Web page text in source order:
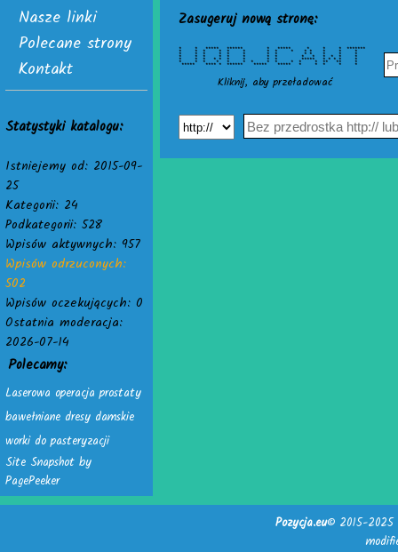
Nasze linki
Polecane strony
Kontakt
Statystyki katalogu:
Istniejemy od: 2015-09-
25
Kategorii: 24
Podkategorii: 528
Wpisów aktywnych: 957
Wpisów odrzuconych:
502
Wpisów oczekujących: 0
Ostatnia moderacja:
2026-07-14
Polecamy:
Laserowa operacja prostaty
bawełniane dresy damskie
worki do pasteryzacji
Site Snapshot by
PagePeeker
Zasugeruj nową stronę:
* * ***** ****** * ***** * * * *******
* * * * * * * * * * * * * *
* * * * * * * * * * * * *
* * * * * * * * * * * * * *
* * * * * * * * * ***** * * * * *
* * * * * * * * * * * * ** ** *
***** **** * ****** ***** ***** * * * * *
Kliknij, aby przeładować
Pozycja.eu© 2015-